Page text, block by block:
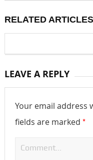
RELATED ARTICLES
LEAVE A REPLY
Your email address
fields are marked *